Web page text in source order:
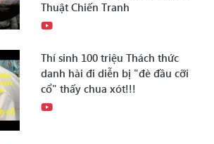
Thuật Chiến Tranh
Thí sinh 100 triệu Thách thức
danh hài đi diễn bị "đè đầu cỡi
cổ" thấy chua xót!!!